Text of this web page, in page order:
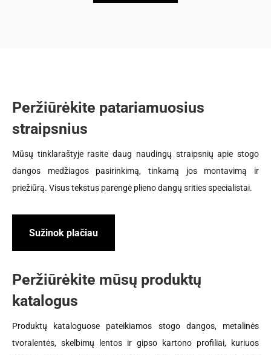
Peržiūrėkite patariamuosius
straipsnius
Mūsų tinklaraštyje rasite daug naudingų straipsnių apie stogo
dangos medžiagos pasirinkimą, tinkamą jos montavimą ir
priežiūrą. Visus tekstus parengė plieno dangų srities specialistai.
Sužinok plačiau
Peržiūrėkite mūsų produktų
katalogus
Produktų kataloguose pateikiamos stogo dangos, metalinės
tvoralentės, skelbimų lentos ir gipso kartono profiliai, kuriuos